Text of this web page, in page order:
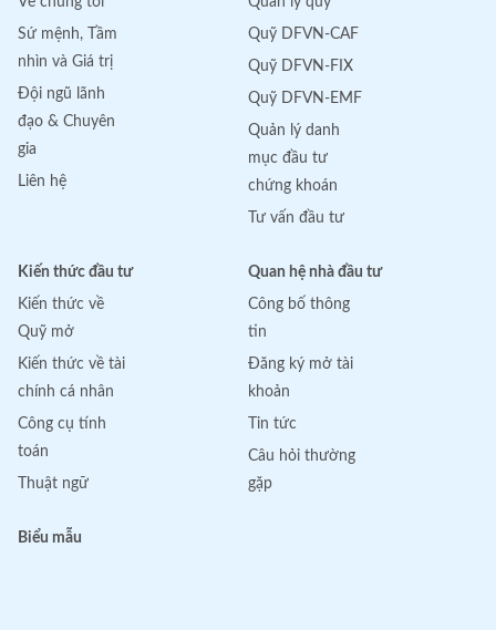
Sứ mệnh, Tầm
nhìn và Giá trị
Đội ngũ lãnh
đạo & Chuyên
gia
Liên hệ
Quỹ DFVN-CAF
Quỹ DFVN-FIX
Quỹ DFVN-EMF
Quản lý danh
mục đầu tư
chứng khoán
Tư vấn đầu tư
Kiến thức đầu tư
Kiến thức về
Quỹ mở
Kiến thức về tài
chính cá nhân
Công cụ tính
toán
Thuật ngữ
Quan hệ nhà đầu tư
Công bố thông
tin
Đăng ký mở tài
khoản
Tin tức
Câu hỏi thường
gặp
Biểu mẫu